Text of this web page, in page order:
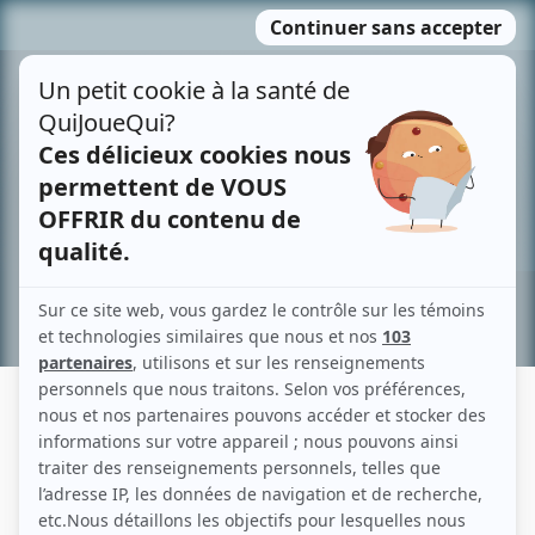
MENU
contenu
Recherche avancée »
DAMIEN BOISSEAU
Liens
Fiche de Damien Boisseau sur Showbizz.net